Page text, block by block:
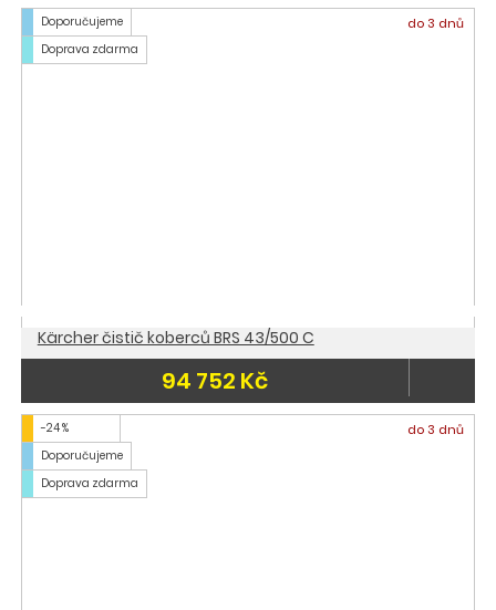
Doporučujeme
Doprava zdarma
do 3 dnů
Kärcher čistič koberců BRS 43/500 C
94 752 Kč
-24 %
Doporučujeme
Doprava zdarma
do 3 dnů